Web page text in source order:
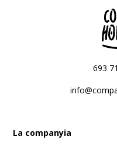
693
La companyia